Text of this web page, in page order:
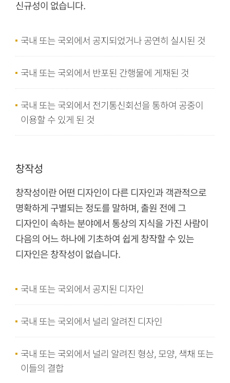
신규성이 없습니다.
국내 또는 국외에서 공지되었거나 공연히 실시된 것
국내 또는 국외에서 반포된 간행물에 게재된 것
국내 또는 국외에서 전기통신회선을 통하여 공중이
이용할 수 있게 된 것
창작성
창작성이란 어떤 디자인이 다른 디자인과 객관적으로
명확하게 구별되는 정도를 말하며, 출원 전에 그
디자인이 속하는 분야에서 통상의 지식을 가진 사람이
다음의 어느 하나에 기초하여 쉽게 창작할 수 있는
디자인은 창작성이 없습니다.
국내 또는 국외에서 공지된 디자인
국내 또는 국외에서 널리 알려진 디자인
국내 또는 국외에서 널리 알려진 형상, 모양, 색채 또는
이들의 결합